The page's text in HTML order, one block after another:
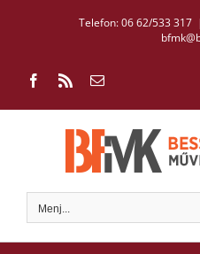
Telefon: 06 62/533 317
Facebook
Rss Email:
Menj...